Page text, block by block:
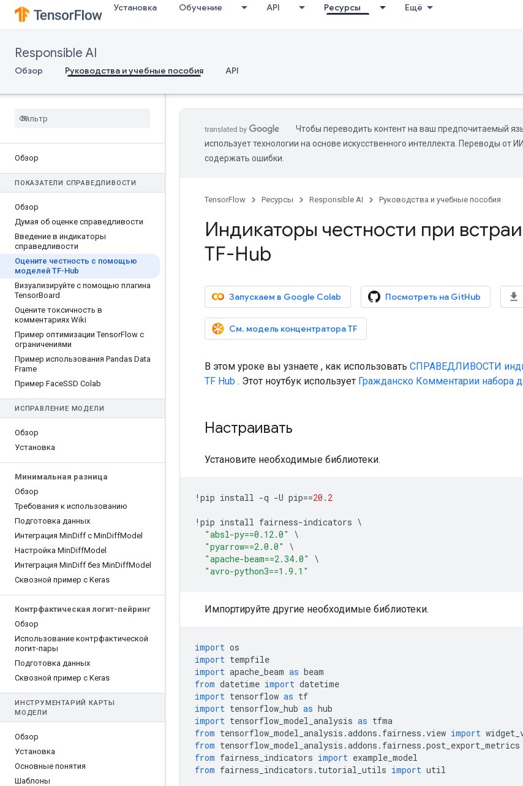
Установка Обучение API Ресурсы Ещё
Responsible AI
Обзор Руководства и учебные пособия API
Обзор
ПОКАЗАТЕЛИ СПРАВЕДЛИВОСТИ
Обзор
Думая об оценке справедливости
Введение в индикаторы
справедливости
Оцените честность с помощью
моделей TF-Hub
Визуализируйте с помощью плагина
TensorBoard
Оцените токсичность в
комментариях Wiki
Пример оптимизации TensorFlow с
ограничениями
Пример использования Pandas Data
Frame
Пример FaceSSD Colab
ИСПРАВЛЕНИЕ МОДЕЛИ
Обзор
Установка
Минимальная разница
Обзор
Требования к использованию
Подготовка данных
Интеграция MinDiff с MinDiffModel
Настройка MinDiffModel
Интеграция MinDiff без MinDiffModel
Сквозной пример с Keras
Контрфактическая логит-пейринг
Обзор
Использование контрфактической
логит-пары
Подготовка данных
Сквозной пример с Keras
ИНСТРУМЕНТАРИЙ КАРТЫ
МОДЕЛИ
Обзор
Установка
Основные понятия
Шаблоны
Чтобы переводить контент на ваш предпочитаемый
использует технологии на основе искусственного интеллекта. Переводы от
содержать ошибки.
TensorFlow Ресурсы Responsible AI Руководства и учебные пособия
Индикаторы честности при
TF-Hub
Запускаем в Google Colab Посмотреть на GitHub
См. модель концентратора TF
В этом уроке вы узнаете , как использовать СПРАВЕДЛИВОСТИ
TF Hub . Этот ноутбук использует Гражданско Комментарии набора
Настраивать
Установите необходимые библиотеки.
! pip install -q -U pip==20.2
! pip install fairness-indicators \
"absl-py==0.12.0"
\
"pyarrow==2.0.0"
\
"apache-beam==2.34.0"
\
"avro-python3==1.9.1"
Импортируйте другие необходимые библиотеки.
import os
import tempfile
import apache_beam as beam
from datetime import datetime
import tensorflow as tf
import tensorflow_hub as hub
import tensorflow_model_analysis as tfma
from tensorflow_model_analysis .addons . fairness .view import
from tensorflow_model_analysis .addons . fairness .post_export_metrics
from fairness_indicators import example_model
from fairness_indicators . tutorial_utils import util